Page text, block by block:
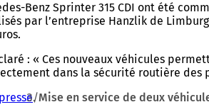
Benz Sprinter 315 CDI ont été
par l’entreprise Hanzlik de
: « Ces nouveaux véhicules
dans la sécurité routière des
Mise en service de deux